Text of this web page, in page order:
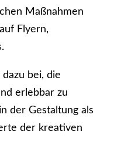
Maßnahmen
Flyern,
bei, die
erlebbar zu
der Gestaltung als
der kreativen